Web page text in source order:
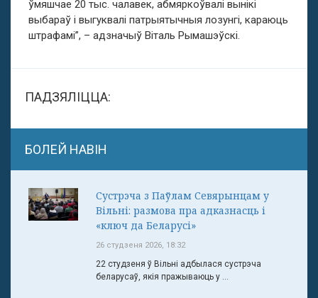
ўмяшчае 20 тыс. чалавек, абмяркоўвалі вынікі
выбараў і выгуквалі патрыятычныя лозунгі, караюць
штрафамі”, – адзначыў Віталь Рымашэўскі.
ПАДЗЯЛІЦЦА:
БОЛЕЙ НАВІН
Сустрэча з Паўлам Севярынцам у
Вільні: размова пра адказнасць і
«ключ да Беларусі»
26 студзеня 2026, 18:32
22 студзеня ў Вільні адбылася сустрэча
беларусаў, якія пражываюць у ...